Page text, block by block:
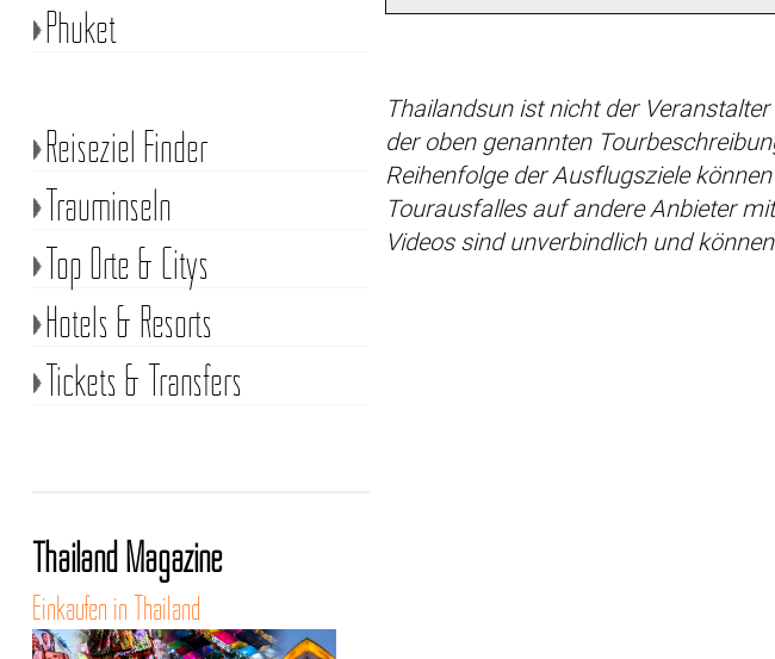
Thailandsun ist nicht der
der oben genannten
Reihenfolge der Ausflugsziele
Tourausfalles auf andere Anbieter
Videos sind unverbindlich und
Phuket
Reiseziel Finder
Trauminseln
Top Orte & Citys
Hotels & Resorts
Tickets & Transfers
Thailand Magazine
Einkaufen in Thailand